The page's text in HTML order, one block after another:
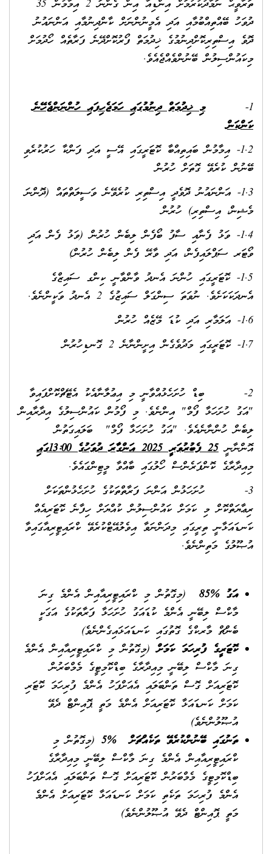
ތަރާވީޙް ނަމާދުކުރުމަށް އިންޑިއާ އިން ގެންނަ 2 އިމާމުން 35
ދުވަހު ބޭއްތިއްބުމާއި އަދި އެމީނުންނަށް ކާންދިނުމާއި އަންނައުނު
ދޮވެ އިސްތިރިކޮށްދިނުމުގެ ޚިދުމަތް ފޯރުކޮށްދޭނެ ފަރާތެއް ހޯދުމަށް
މިކައުންސިލުން ބޭނުންވެއްޖެއެވެ.
1- މި ޚިދުމަތް ދިނުމުގައިހަމަޖެހިފައި ހުންނަންޖެހޭނެ
ކަންކަން
1.2- އިމާމުން ބައިތިއްބާ ކޮޓަރީގައި އޭސީ އަދި ފަންކާ ހަރުކުރެވި
ބޭނުން ކުރެވޭ ގޮތަށް ހުރުން
1.3- އަންނައުނު ދޮވެދީ އިސްތިރި ކުރެވޭނެ ވަސީލަތްތައް (ދޮންނަ
މެޝިން، އިސްތިރި) ހުރުން
1.4- ވަޅު ފެނާއި ސާފު ބޯފެން ލިބެން ހުރުން (ވަޅު ފެން އަދި
ވޯޓަރ ސަޕްލައިފެން، އަދި ވާރޭ ފެން ލިބެން ހުރުން)
1.5- ކޮޓަރީގައި ހުންނަ އެނދު ވާންވާނީ ކިންގ ސައިޒްގެ
އެނދަކަކަށެވެ. ނުވަތަ ސިންގަލް ސައިޒުގެ 2 އެނދު ވަކީންނެވެ.
1.6- އަލަމާރި އަދި ކުޑަ މޭޒެއް ހުރުން
1.7- ކޮޓަރީގައި މަދުވެގެން އިށީންނާނެ 2 ގޮނޑިހުރުން
2- ބިޑް ހުށަހެޅުއްވާނީ މި އިޢުލާނާއެކު އެޓޭޗްކޮށްފައިވާ
"އަގު ހުށަހަޅާ ފޯމް" އިންނެވެ. މި ފޯމުން ކައުންސިލުގެ އިދާރާއިން
ލިބެން ހުންނާނެއެވެ. "އަގު ހުށަހަޅާ ފޯމް" ބަލައިގަތުން
އޮންނާނީ 25 ފެބުރުވަރީ 2025 އަންގާރަ ދުވަހުގެ 13:00
ގައި
މިއިދާރާގެ ކޮންފަރެންސް ހޯލުގައި ބާއްވާ މީޓިންގައެވެ.
3- ހުށަހަޅުން އަންނަ ފަރާތްތަކުގެ ހުށަހެޅުންތަކަށް
ރިޢާޔަތްކޮށް މި ކަމަށް ކައުންސިލުން ކުއްޔަށް ހިފާނެ ކޮޓަރިއެއް
ކަނޑައަޅާނީ ތިރީގައި މިދަންނަވާ އިވެލުއޭޓްކުރެވޭ ކްރައިޓީރިއާގައިވާ
އުޞޫލުގެ މަތިންނެވެ.
އަގު %85
(މިގޮތުން މި ކްރައިޓީރިއާއިން އެންމެ ގިނަ
މާކްސް ލިބޭނީ އެންމެ ކުޑައަގު ހުށަހަޅާ ފަރާތަކުގެ އަގަކީ
ބެންޗް މާރކްގެ ގޮތުގައި ކަނޑައަޅައިގެންނެވެ)
ކޮޓަރީގެ ފުރިހަމަ ކަމަށް (މިގޮތުން މި ކްރައިޓީރިއާއިން އެންމެ
ގިނަ މާކްސް ލިބޭނީ މިއިދާރާގެ ބިޑްކޮމިޓީގެ މެމްބަރުން
ކޮޓަރިއަށް ގޮސް ތަންބަލައި އެއަށްފަހު އެންމެ ފުރިހަމަ ކޮޓަރި
ކަމަށް ކަނޑައަޅާ ކޮޓަރިއަށް އެންމެ މަތީ ޕޮއިންޓް ދެވޭ
އުޞޫލުންނެވެ)
ތަނުގައި ބޭނުންކުރެވޭ ތަކެއްޗަށް %5
(މިގޮތުން މި
ކްރައިޓީރިއާއިން އެންމެ ގިނަ މާކްސް ލިބޭނީ މިއިދާރާގެ
ބިޑްކޮމިޓީގެ މެމްބަރުން ކޮޓަރިއަށް ގޮސް ތަންބަލައި އެއަށްފަހު
އެންމެ ފުރިހަމަ ތަކެތި ކަމަށް ކަނޑައަޅާ ކޮޓަރިއަށް އެންމެ
މަތީ ޕޮއިންޓް ދެވޭ އުޞޫލުންނެވެ)